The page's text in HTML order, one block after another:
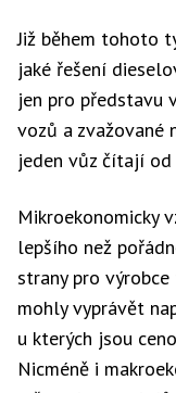
Již během tohoto
jaké řešení
jen pro představu
vozů a zvažované
jeden vůz čítají
Mikroekonomicky
lepšího než
strany pro
mohly vyprávět
u kterých jsou
Nicméně i